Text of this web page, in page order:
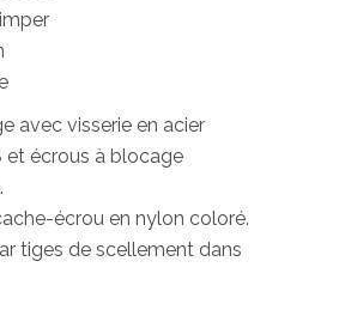
avec visserie en acier
et écrous à blocage
écrou en nylon coloré.
tiges de scellement dans